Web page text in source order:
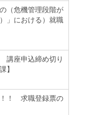
（危機管理段階が
」における）就職
講座申込締め切り
】
！ 求職登録票の